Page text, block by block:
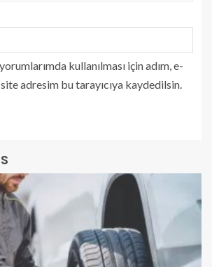
kullanılması için adım, e-
adresim bu tarayıcıya kaydedilsin.